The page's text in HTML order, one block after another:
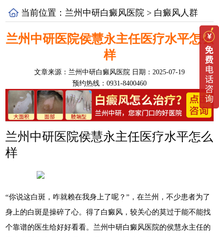
当前位置： 兰州中研白癜风医院 > 白癜风人群
兰州中研医院侯慧永主任医疗水平怎么
样
文章来源： 兰州中研白癜风医院 日期：2025-07-19
预约热线：0931-8400460
兰州中研医院侯慧永主任医疗水平怎么
样
“你说这白斑，咋就赖在我身上了呢？”，在兰州，不少患者为了
身上的白斑是操碎了心。得了白癜风，较关心的莫过于能不能找
个靠谱的医生给好好看看。兰州中研白癜风医院的侯慧永主任的